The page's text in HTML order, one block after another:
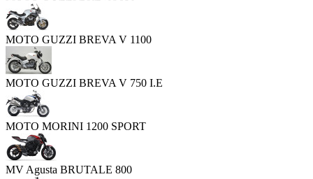
MOTO GUZZI BREVA V 1100
MOTO GUZZI BREVA V 750 I.E
MOTO MORINI 1200 SPORT
MV Agusta BRUTALE 800